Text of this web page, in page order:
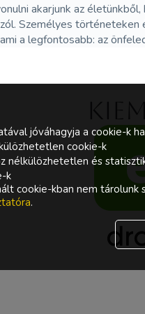
akarjunk az
Személyes
a legfontosabb: az
jóváhagyja a cookie-k
cookie-k
nélkülözhetetlen és
k
cookie-kban nem
.